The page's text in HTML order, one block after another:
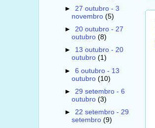
► 27 outubro - 3
novembro (5)
► 20 outubro - 27
outubro (8)
► 13 outubro - 20
outubro (1)
► 6 outubro - 13
outubro (10)
► 29 setembro - 6
outubro (3)
► 22 setembro - 29
setembro (9)